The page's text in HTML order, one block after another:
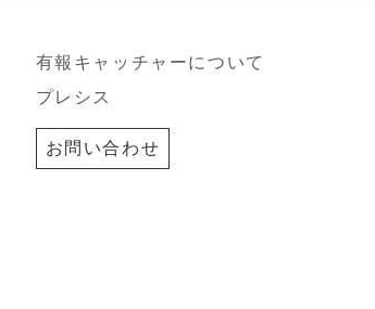
有報キャッチャーについて
プレシス
お問い合わせ